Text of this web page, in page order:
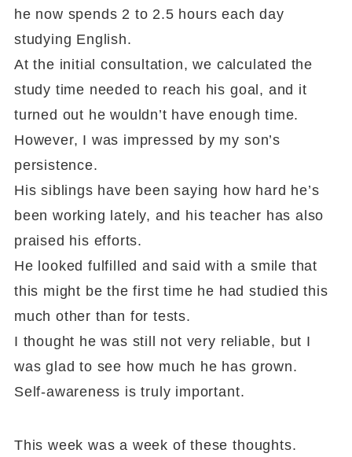
he now spends 2 to 2.5 hours each day
studying English.
At the initial consultation, we calculated the
study time needed to reach his goal, and it
turned out he wouldn’t have enough time.
However, I was impressed by my son’s
persistence.
His siblings have been saying how hard he’s
been working lately, and his teacher has also
praised his efforts.
He looked fulfilled and said with a smile that
this might be the first time he had studied this
much other than for tests.
I thought he was still not very reliable, but I
was glad to see how much he has grown.
Self-awareness is truly important.
This week was a week of these thoughts.